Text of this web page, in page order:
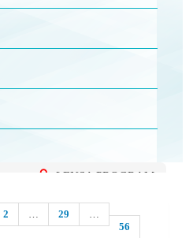
LENSA PROGRAM
2 … 29
…
56